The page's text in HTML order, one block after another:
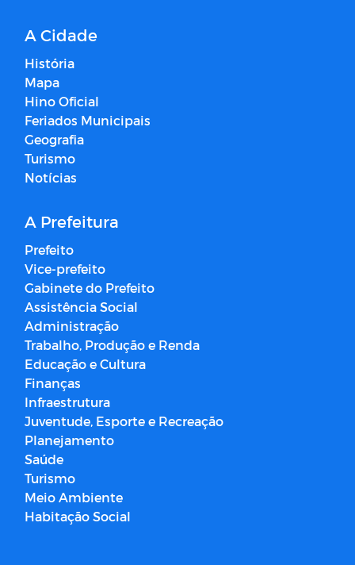
A Cidade
História
Mapa
Hino Oficial
Feriados Municipais
Geografia
Turismo
Notícias
A Prefeitura
Prefeito
Vice-prefeito
Gabinete do Prefeito
Assistência Social
Administração
Trabalho, Produção e Renda
Educação e Cultura
Finanças
Infraestrutura
Juventude, Esporte e Recreação
Planejamento
Saúde
Turismo
Meio Ambiente
Habitação Social